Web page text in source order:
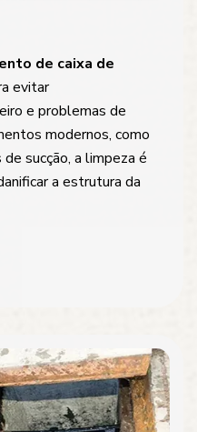
de caixa de
evitar
e problemas de
modernos, como
sucção, a limpeza é
a estrutura da